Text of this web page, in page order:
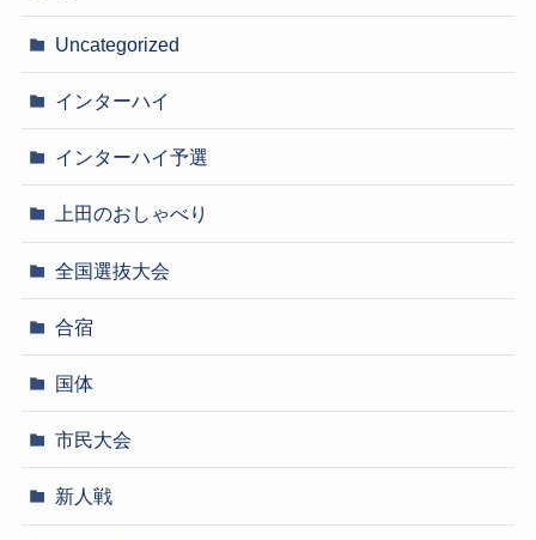
Uncategorized
インターハイ
インターハイ予選
上田のおしゃべり
全国選抜大会
合宿
国体
市民大会
新人戦